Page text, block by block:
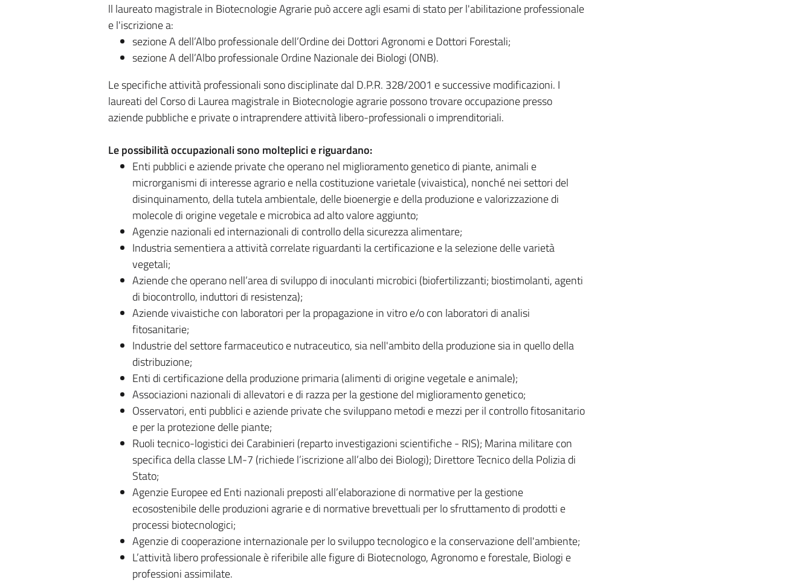
ll laureato magistrale in Biotecnologie Agrarie può accere agli esami di stato per l'abilitazione professionale
e l'iscrizione a:
sezione A dell’Albo professionale dell’Ordine dei Dottori Agronomi e Dottori Forestali;
sezione A dell’Albo professionale Ordine Nazionale dei Biologi (ONB).
Le specifiche attività professionali sono disciplinate dal D.P.R. 328/2001 e successive modificazioni. I
laureati del Corso di Laurea magistrale in Biotecnologie agrarie possono trovare occupazione presso
aziende pubbliche e private o intraprendere attività libero-professionali o imprenditoriali.
Le possibilità occupazionali sono molteplici e riguardano:
Enti pubblici e aziende private che operano nel miglioramento genetico di piante, animali e
microrganismi di interesse agrario e nella costituzione varietale (vivaistica), nonché nei settori del
disinquinamento, della tutela ambientale, delle bioenergie e della produzione e valorizzazione di
molecole di origine vegetale e microbica ad alto valore aggiunto;
Agenzie nazionali ed internazionali di controllo della sicurezza alimentare;
Industria sementiera a attività correlate riguardanti la certificazione e la selezione delle varietà
vegetali;
Aziende che operano nell’area di sviluppo di inoculanti microbici (biofertilizzanti; biostimolanti, agenti
di biocontrollo, induttori di resistenza);
Aziende vivaistiche con laboratori per la propagazione in vitro e/o con laboratori di analisi
fitosanitarie;
Industrie del settore farmaceutico e nutraceutico, sia nell'ambito della produzione sia in quello della
distribuzione;
Enti di certificazione della produzione primaria (alimenti di origine vegetale e animale);
Associazioni nazionali di allevatori e di razza per la gestione del miglioramento genetico;
Osservatori, enti pubblici e aziende private che sviluppano metodi e mezzi per il controllo fitosanitario
e per la protezione delle piante;
Ruoli tecnico-logistici dei Carabinieri (reparto investigazioni scientifiche - RIS); Marina militare con
specifica della classe LM-7 (richiede l’iscrizione all’albo dei Biologi); Direttore Tecnico della Polizia di
Stato;
Agenzie Europee ed Enti nazionali preposti all’elaborazione di normative per la gestione
ecosostenibile delle produzioni agrarie e di normative brevettuali per lo sfruttamento di prodotti e
processi biotecnologici;
Agenzie di cooperazione internazionale per lo sviluppo tecnologico e la conservazione dell'ambiente;
L’attività libero professionale è riferibile alle figure di Biotecnologo, Agronomo e forestale, Biologi e
professioni assimilate.